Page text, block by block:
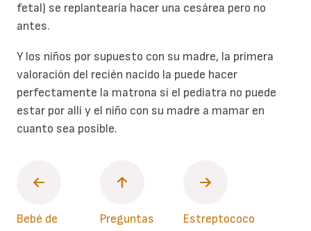
fetal) se replantearía hacer una cesárea pero no
antes.
Y los niños por supuesto con su madre, la primera
valoración del recién nacido la puede hacer
perfectamente la matrona si el pediatra no puede
estar por allí y el niño con su madre a mamar en
cuanto sea posible.
Bebé de
Preguntas
Estreptococo